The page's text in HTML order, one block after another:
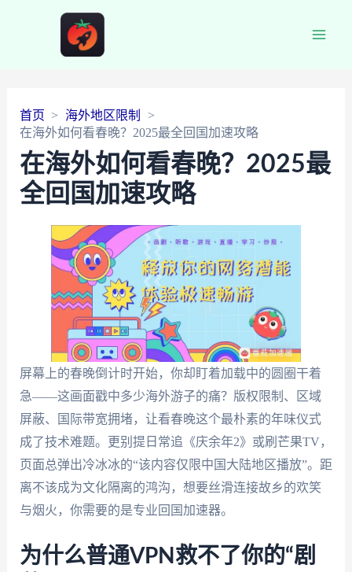
首页
海外地区限制
在海外如何看春晚？2025最全回国加速攻略
在海外如何看春晚？2025最
全回国加速攻略
屏幕上的春晚倒计时开始，你却盯着加载中的圆圈干着
急——这画面戳中多少海外游子的痛？版权限制、区域
屏蔽、国际带宽拥堵，让看春晚这个最朴素的年味仪式
成了技术难题。更别提日常追《庆余年2》或刷芒果TV，
页面总弹出冷冰冰的“该内容仅限中国大陆地区播放”。距
离不该成为文化隔离的鸿沟，想要丝滑连接故乡的欢笑
与烟火，你需要的是专业回国加速器。
为什么普通VPN救不了你的“剧